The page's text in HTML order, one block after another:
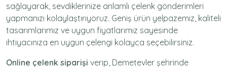
sağlayarak, sevdiklerinize anlamlı çelenk gönderimleri
yapmanızı kolaylaştırıyoruz. Geniş ürün yelpazemiz, kaliteli
tasarımlarımız ve uygun fiyatlarımız sayesinde
ihtiyacınıza en uygun çelengi kolayca seçebilirsiniz.
Online çelenk siparişi verip, Demetevler şehrinde